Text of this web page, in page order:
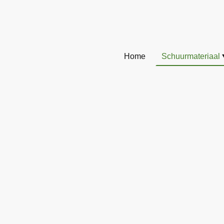
Home Schuurmateriaal